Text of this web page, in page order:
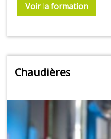
Voir la formation
Chaudières